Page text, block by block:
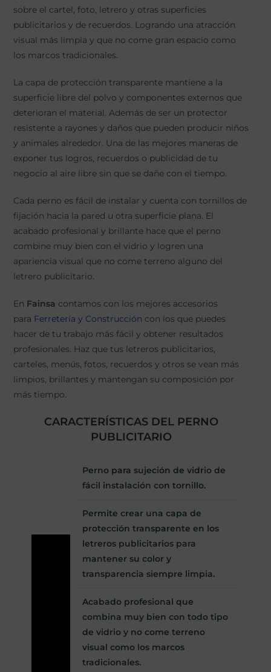
sobre el cartel, foto, letrero y otras superficies
publicitarios y de recuerdos. Logrando una atracción
visual más limpia y que no come gran espacio como
los marcos tradicionales.
La capa de protección transparente mantiene a la
superficie libre del polvo y componentes externos que
deterioran el material. Además de ser un protector
resistente a rayones y daños que pueden producir niños
y animales alrededor. Una de las mejores maneras de
exponer tus logros, recuerdos o publicidad de tu
negocio al aire libre sin que se dañe con el tiempo.
Cada perno es fácil de instalar y cuenta con tornillos de
fijación hacia la pared u otra superficie plana. El
acabado profesional y brillante hace que el perno
combine muy bien con el vidrio y logren una
apariencia visual que no come terreno alguno del
letrero publicitario.
En Fainsa contamos con los mejores accesorios
para Ferretería y Construcción con los que puedes
hacer de tu trabajo más fácil y obtener resultados
profesionales. Haz que tus letreros publicitarios,
carteles, menús, fotos, recuerdos y otros se vean más
limpios, brillantes y mantengan su composición por
más tiempo.
CARACTERÍSTICAS DEL PERNO
PUBLICITARIO
Perno para sujeción de vidrio de
fácil instalación con tornillo.
Permite crear una capa de
protección transparente en los
letreros publicitarios para
mantener su color y
transparencia siempre limpia.
Acabado profesional que
combina muy bien con todo tipo
de vidrio y no come terreno
visual como los marcos
tradicionales.